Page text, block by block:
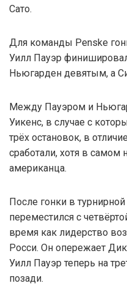
Сато.
Для команды Penske
Уилл Пауэр
Ньюгарден девятым, а
Между Пауэром и
Уикенс, в случае с
трёх остановок, в
сработали, хотя в
американца.
После гонки в
переместился с
время как лидерство
Росси. Он опережает
Уилл Пауэр теперь на
позади.